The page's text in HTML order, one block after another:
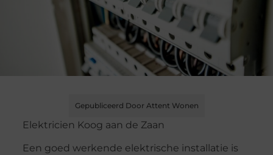
Gepubliceerd Door Attent Wonen
Elektricien Koog aan de Zaan
Een goed werkende elektrische installatie is